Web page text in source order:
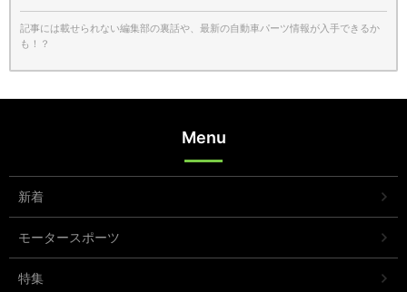
記事には載せられない編集部の裏話や、最新の自動車パーツ情報が入手できるか
も！？
Menu
新着
モータースポーツ
特集